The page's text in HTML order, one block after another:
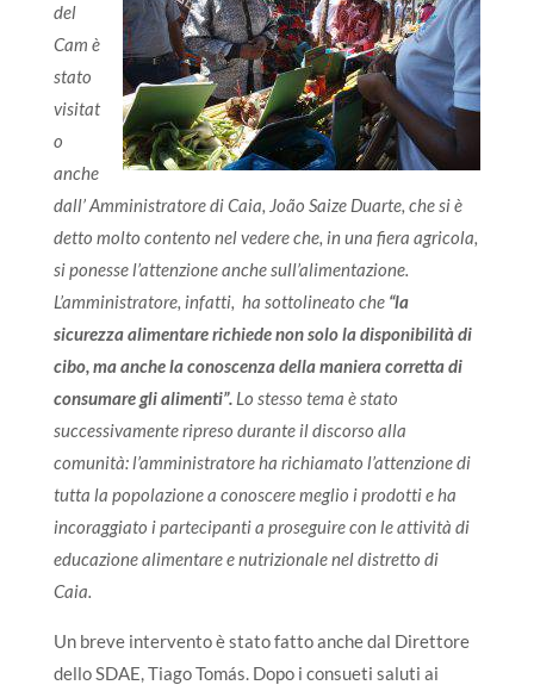
del
Cam è
stato
visitat
o
anche
dall’ Amministratore di Caia, João Saize Duarte, che si è
detto molto contento nel vedere che, in una fiera agricola,
si ponesse l’attenzione anche sull’alimentazione.
L’amministratore, infatti, ha sottolineato che“la
sicurezza alimentare richiede non solo la disponibilità di
cibo, ma anche la conoscenza della maniera corretta di
consumare gli alimenti”.Lo stesso tema è stato
successivamente ripreso durante il discorso alla
comunità: l’amministratore ha richiamato l’attenzione di
tutta la popolazione a conoscere meglio i prodotti e ha
incoraggiato i partecipanti a proseguire con le attività di
educazione alimentare e nutrizionale nel distretto di
Caia.
Un breve intervento è stato fatto anche dal Direttore
dello SDAE, Tiago Tomás. Dopo i consueti saluti ai